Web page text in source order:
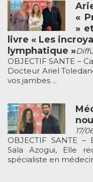
«
»
livre « Les
lymphatique »
OBJECTIF SANTE –
Docteur Ariel
vos jambes ...
17/
OBJECTIF SANTE
Sala Azogui, Elle
spécialiste en